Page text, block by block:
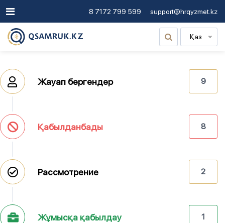
8 7172 799 599 support@hrqyzmet.kz
Қаз
Жауап бергендер 9
Қабылданбады 8
Рассмотрение 2
Жұмысқа қабылдау 1